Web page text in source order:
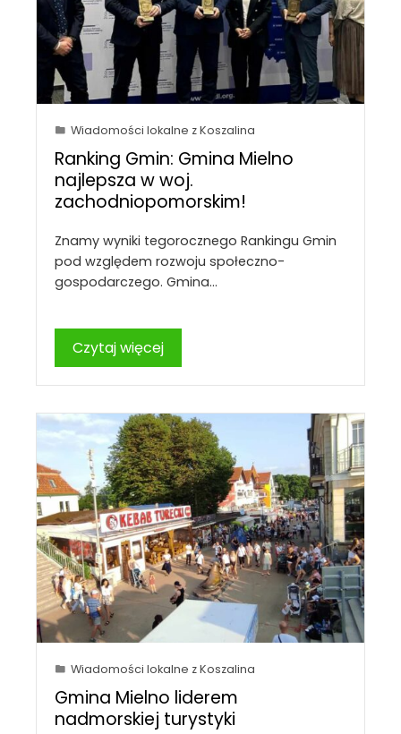
Wiadomości lokalne z Koszalina
Ranking Gmin: Gmina Mielno
najlepsza w woj.
zachodniopomorskim!
Znamy wyniki tegorocznego Rankingu Gmin
pod względem rozwoju społeczno-
gospodarczego. Gmina…
Czytaj więcej
Wiadomości lokalne z Koszalina
Gmina Mielno liderem
nadmorskiej turystyki